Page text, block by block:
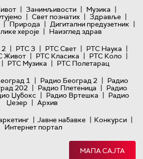
| Занимљивости | Музика |
| Свет познатих | Здравље |
| Природа | Дигитални предузетник |
хероје | Наизглед здрав
2 | РТС 3 | РТС Свет | РТС Наука |
Живот | РТС Класика | РТС Коло |
| РТС Музика | РТС Полетарац
1 | Радио Београд 2 | Радио
202 | Радио Плетеница | Радио
Џубокс | Радио Вртешка | Радио
Џезер | Архив
| Јавне набавке | Конкурси |
Интернет портал
МАПА САЈТА